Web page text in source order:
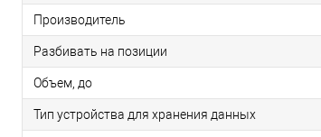
Производитель
Разбивать на позиции
Объем, до
Тип устройства для хранения данных